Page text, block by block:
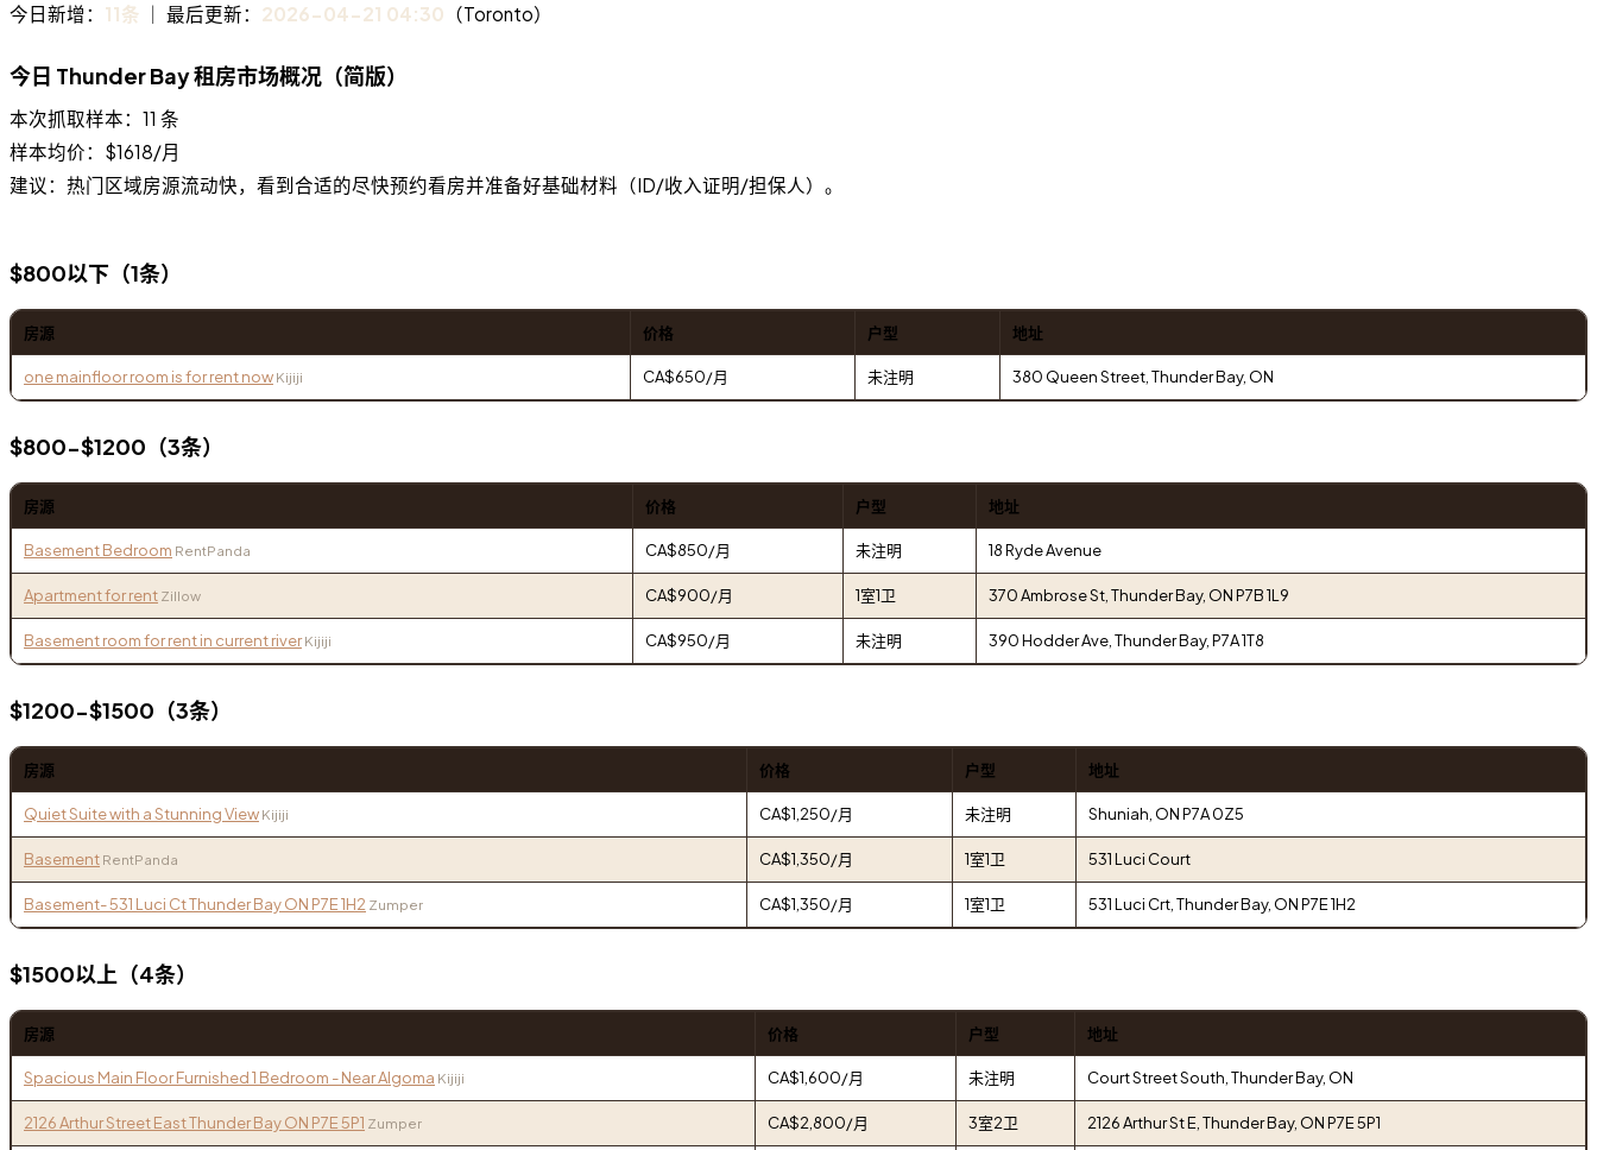
今日新增： 11条 ｜ 最后更新： 2026-04-21 04:30 （Toronto）
今日 Thunder Bay 租房市场概况（简版）
本次抓取样本：11 条
样本均价：$1618/月
建议：热门区域房源流动快，看到合适的尽快预约看房并准备好基础材料（ID/收入证明/担保人）。
$800以下（1条）
房源 价格 户型 地址
one mainfloor room is for rent now Kijiji CA$650/月 未注明 380 Queen Street, Thunder Bay, ON
$800-$1200（3条）
房源 价格 户型 地址
Basement Bedroom RentPanda CA$850/月 未注明 18 Ryde Avenue
Apartment for rent Zillow CA$900/月 1室1卫 370 Ambrose St, Thunder Bay, ON P7B 1L9
Basement room for rent in current river Kijiji CA$950/月 未注明 390 Hodder Ave, Thunder Bay, P7A 1T8
$1200-$1500（3条）
房源 价格 户型 地址
Quiet Suite with a Stunning View Kijiji CA$1,250/月 未注明 Shuniah, ON P7A 0Z5
Basement RentPanda CA$1,350/月 1室1卫 531 Luci Court
Basement- 531 Luci Ct Thunder Bay ON P7E 1H2 Zumper CA$1,350/月 1室1卫 531 Luci Crt, Thunder Bay, ON P7E 1H2
$1500以上（4条）
房源 价格 户型 地址
Spacious Main Floor Furnished 1 Bedroom - Near Algoma Kijiji CA$1,600/月 未注明 Court Street South, Thunder Bay, ON
2126 Arthur Street East Thunder Bay ON P7E 5P1 Zumper CA$2,800/月 3室2卫 2126 Arthur St E, Thunder Bay, ON P7E 5P1